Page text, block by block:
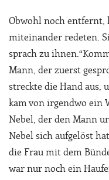
Obwohl noch entfernt,
miteinander redeten.
sprach zu
Mann, der zuerst
streckte die Hand aus,
kam von irgendwo ein
Nebel, der den Mann
Nebel sich aufgelöst
die Frau mit dem
war nur noch ein